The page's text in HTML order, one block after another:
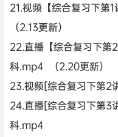
21.视频【综合复习下第
（2.13更新）
22.直播【综合复习下第
科.mp4 （2.20更新）
23.视频[综合复习下第2
24.直播[综合复习下第3
科.mp4